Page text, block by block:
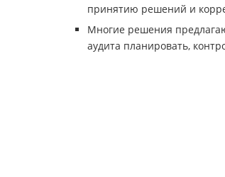
принятию решений и
Многие решения
аудита планировать,